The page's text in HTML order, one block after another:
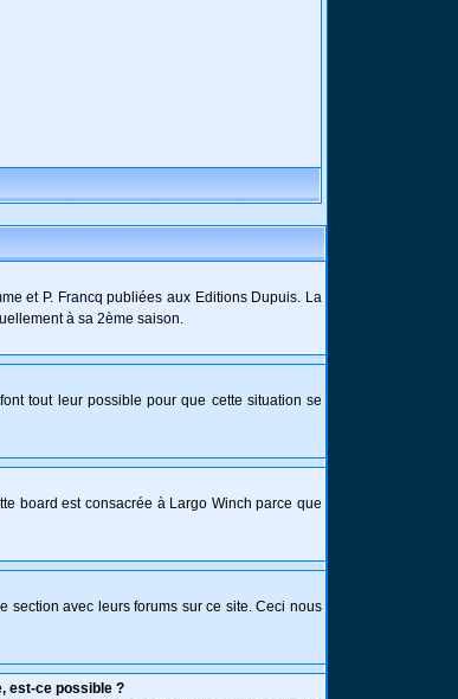
et P. Francq publiées aux Editions Dupuis. La
à sa 2ème saison.
tout leur possible pour que cette situation se
board est consacrée à Largo Winch parce que
section avec leurs forums sur ce site. Ceci nous
est-ce possible ?